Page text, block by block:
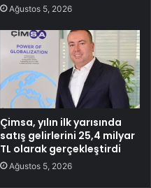
Ağustos 5, 2026
Çimsa, yılın ilk yarısında
satış gelirlerini 25,4 milyar
TL olarak gerçekleştirdi
Ağustos 5, 2026